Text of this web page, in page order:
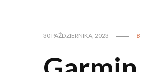
30 PAŹDZIERNIKA, 2023